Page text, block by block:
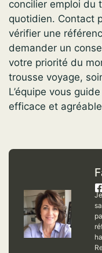
concilier emploi du
quotidien. Contact
vérifier une
demander un
votre priorité du
trousse voyage,
L’équipe vous
efficace et